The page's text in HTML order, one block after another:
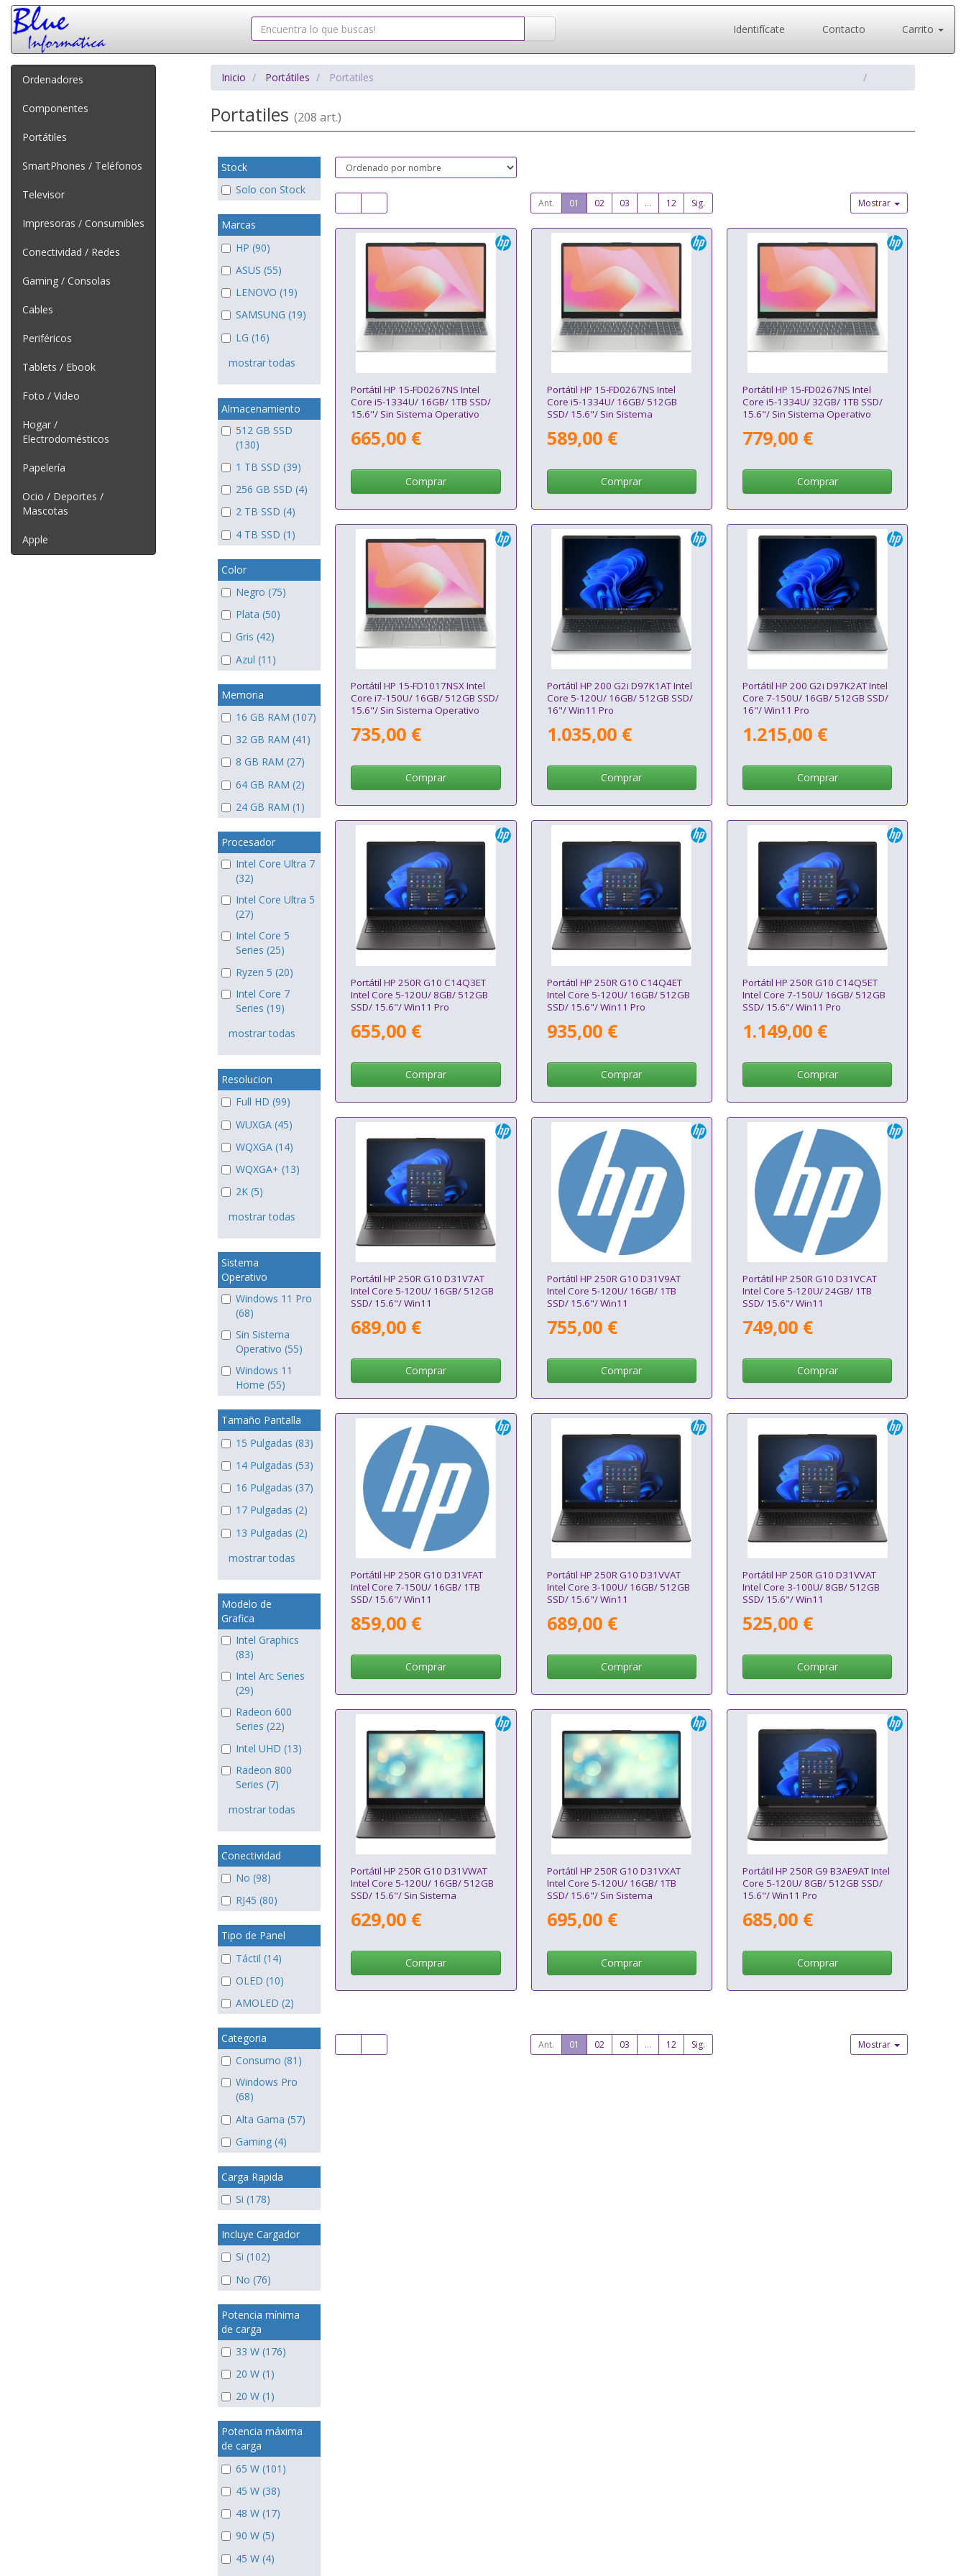
Identifícate Contacto Carrito
Ordenadores
Componentes
Portátiles
SmartPhones / Teléfonos
Televisor
Impresoras / Consumibles
Conectividad / Redes
Gaming / Consolas
Cables
Periféricos
Tablets / Ebook
Foto / Video
Hogar /
Electrodomésticos
Papelería
Ocio / Deportes /
Mascotas
Apple
Inicio Portátiles Portatiles
Portatiles (208 art.)
Stock
Solo con Stock
Marcas
HP (90)
ASUS (55)
LENOVO (19)
SAMSUNG (19)
LG (16)
mostrar todas
Almacenamiento
512 GB SSD
(130)
1 TB SSD (39)
256 GB SSD (4)
2 TB SSD (4)
4 TB SSD (1)
Color
Negro (75)
Plata (50)
Gris (42)
Azul (11)
Memoria
16 GB RAM (107)
32 GB RAM (41)
8 GB RAM (27)
64 GB RAM (2)
24 GB RAM (1)
Procesador
Intel Core Ultra 7
(32)
Intel Core Ultra 5
(27)
Intel Core 5
Series (25)
Ryzen 5 (20)
Intel Core 7
Series (19)
mostrar todas
Resolucion
Full HD (99)
WUXGA (45)
WQXGA (14)
WQXGA+ (13)
2K (5)
mostrar todas
Sistema
Operativo
Windows 11 Pro
(68)
Sin Sistema
Operativo (55)
Windows 11
Home (55)
Tamaño Pantalla
15 Pulgadas (83)
14 Pulgadas (53)
16 Pulgadas (37)
17 Pulgadas (2)
13 Pulgadas (2)
mostrar todas
Modelo de
Grafica
Intel Graphics
(83)
Intel Arc Series
(29)
Radeon 600
Series (22)
Intel UHD (13)
Radeon 800
Series (7)
mostrar todas
Conectividad
No (98)
RJ45 (80)
Tipo de Panel
Táctil (14)
OLED (10)
AMOLED (2)
Categoria
Consumo (81)
Windows Pro
(68)
Alta Gama (57)
Gaming (4)
Carga Rapida
Si (178)
Incluye Cargador
Si (102)
No (76)
Potencia mínima
de carga
33 W (176)
20 W (1)
20 W (1)
Potencia máxima
de carga
65 W (101)
45 W (38)
48 W (17)
90 W (5)
45 W (4)
Ant. 01 02 03 ... 12 Sig. Mostrar
Portátil HP 15-FD0267NS Intel
Core i5-1334U/ 16GB/ 1TB SSD/
15.6"/ Sin Sistema Operativo
665,00 €
Comprar
Portátil HP 15-FD0267NS Intel
Core i5-1334U/ 16GB/ 512GB
SSD/ 15.6"/ Sin Sistema
589,00 €
Comprar
Portátil HP 15-FD0267NS Intel
Core i5-1334U/ 32GB/ 1TB SSD/
15.6"/ Sin Sistema Operativo
779,00 €
Comprar
Portátil HP 15-FD1017NSX Intel
Core i7-150U/ 16GB/ 512GB SSD/
15.6"/ Sin Sistema Operativo
735,00 €
Comprar
Portátil HP 200 G2i D97K1AT Intel
Core 5-120U/ 16GB/ 512GB SSD/
16"/ Win11 Pro
1.035,00 €
Comprar
Portátil HP 200 G2i D97K2AT Intel
Core 7-150U/ 16GB/ 512GB SSD/
16"/ Win11 Pro
1.215,00 €
Comprar
Portátil HP 250R G10 C14Q3ET
Intel Core 5-120U/ 8GB/ 512GB
SSD/ 15.6"/ Win11 Pro
655,00 €
Comprar
Portátil HP 250R G10 C14Q4ET
Intel Core 5-120U/ 16GB/ 512GB
SSD/ 15.6"/ Win11 Pro
935,00 €
Comprar
Portátil HP 250R G10 C14Q5ET
Intel Core 7-150U/ 16GB/ 512GB
SSD/ 15.6"/ Win11 Pro
1.149,00 €
Comprar
Portátil HP 250R G10 D31V7AT
Intel Core 5-120U/ 16GB/ 512GB
SSD/ 15.6"/ Win11
689,00 €
Comprar
Portátil HP 250R G10 D31V9AT
Intel Core 5-120U/ 16GB/ 1TB
SSD/ 15.6"/ Win11
755,00 €
Comprar
Portátil HP 250R G10 D31VCAT
Intel Core 5-120U/ 24GB/ 1TB
SSD/ 15.6"/ Win11
749,00 €
Comprar
Portátil HP 250R G10 D31VFAT
Intel Core 7-150U/ 16GB/ 1TB
SSD/ 15.6"/ Win11
859,00 €
Comprar
Portátil HP 250R G10 D31VVAT
Intel Core 3-100U/ 16GB/ 512GB
SSD/ 15.6"/ Win11
689,00 €
Comprar
Portátil HP 250R G10 D31VVAT
Intel Core 3-100U/ 8GB/ 512GB
SSD/ 15.6"/ Win11
525,00 €
Comprar
Portátil HP 250R G10 D31VWAT
Intel Core 5-120U/ 16GB/ 512GB
SSD/ 15.6"/ Sin Sistema
629,00 €
Comprar
Portátil HP 250R G10 D31VXAT
Intel Core 5-120U/ 16GB/ 1TB
SSD/ 15.6"/ Sin Sistema
695,00 €
Comprar
Portátil HP 250R G9 B3AE9AT Intel
Core 5-120U/ 8GB/ 512GB SSD/
15.6"/ Win11 Pro
685,00 €
Comprar
Ant. 01 02 03 ... 12 Sig. Mostrar